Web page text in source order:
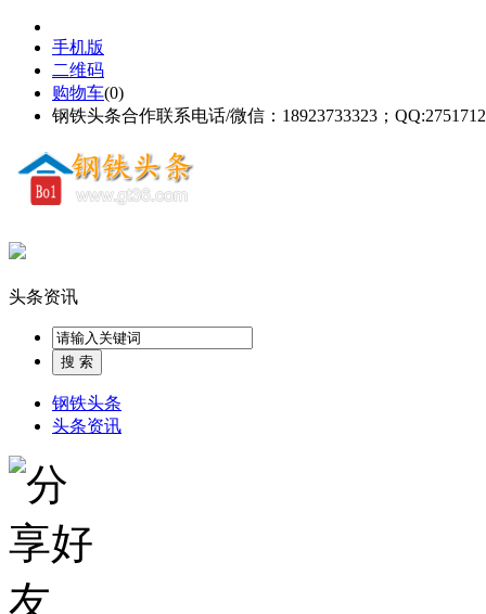
手机版
二维码
购物车(0)
钢铁头条合作联系电话/微信：18923733323；
头条资讯
钢铁头条
头条资讯